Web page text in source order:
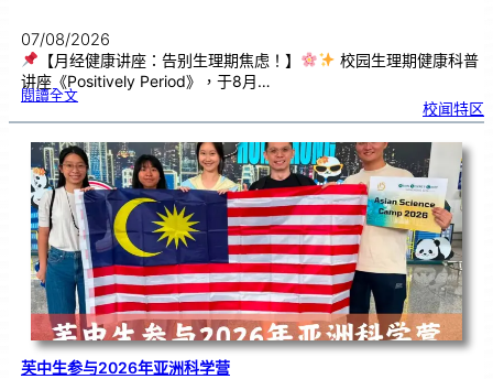
07/08/2026
【月经健康讲座：告别生理期焦虑！】
校园生理期健康科普
讲座《Positively Period》，于8月…
閱讀全文:月
康
座
告
别
生
理
期
焦
虑
！
校闻特区
芙中生参与2026年亚洲科学营